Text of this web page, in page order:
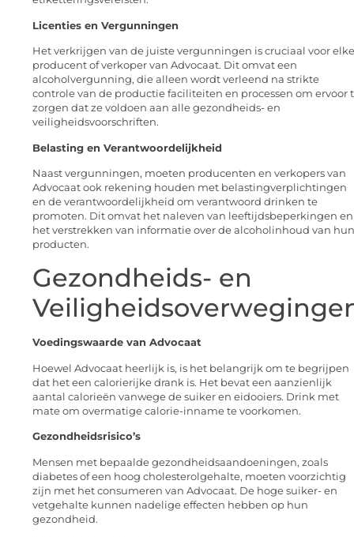
Licenties en Vergunningen
Het verkrijgen van de juiste vergunningen is cruciaal voor elke
producent of verkoper van Advocaat. Dit omvat een
alcoholvergunning, die alleen wordt verleend na strikte
controle van de productie faciliteiten en processen om ervoor
zorgen dat ze voldoen aan alle gezondheids- en
veiligheidsvoorschriften.
Belasting en Verantwoordelijkheid
Naast vergunningen, moeten producenten en verkopers van
Advocaat ook rekening houden met belastingverplichtingen
en de verantwoordelijkheid om verantwoord drinken te
promoten. Dit omvat het naleven van leeftijdsbeperkingen en
het verstrekken van informatie over de alcoholinhoud van hun
producten.
Gezondheids- en
Voedingswaarde van Advocaat
Hoewel Advocaat heerlijk is, is het belangrijk om te begrijpen
dat het een calorierijke drank is. Het bevat een aanzienlijk
aantal calorieën vanwege de suiker en eidooiers. Drink met
mate om overmatige calorie-inname te voorkomen.
Gezondheidsrisico’s
Mensen met bepaalde gezondheidsaandoeningen, zoals
diabetes of een hoog cholesterolgehalte, moeten voorzichtig
zijn met het consumeren van Advocaat. De hoge suiker- en
vetgehalte kunnen nadelige effecten hebben op hun
gezondheid.